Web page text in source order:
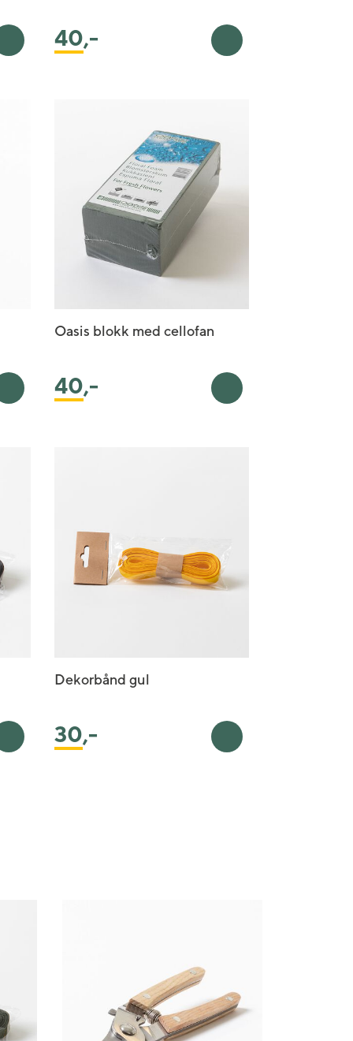
Legg i handlekurv
40,- Legg i handlekurv
Legg i handlekurv
Oasis blokk med cellofan
40,- Legg i handlekurv
Legg i handlekurv
Dekorbånd gul
30,- Legg i handlekurv